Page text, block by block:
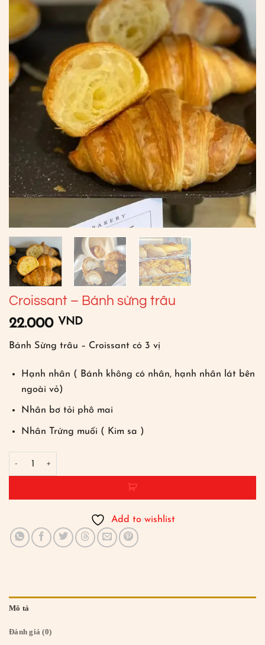
Croissant – Bánh sừng trâu
22.000 VND
Bánh Sừng trâu – Croissant có 3 vị
Hạnh nhân ( Bánh không có nhân, hạnh nhân lát bên
ngoài vỏ)
Nhân bơ tỏi phô mai
Nhân Trứng muối ( Kim sa )
Croissant - Bánh sừng trâu số lượng
Add to wishlist
Mô tả
Đánh giá (0)